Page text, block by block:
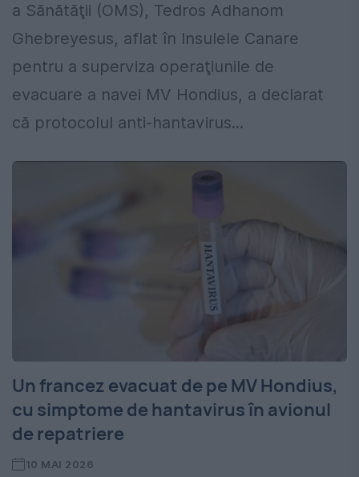
a Sănătăţii (OMS), Tedros Adhanom
Ghebreyesus, aflat în Insulele Canare
pentru a superviza operaţiunile de
evacuare a navei MV Hondius, a declarat
că protocolul anti-hantavirus...
Un francez evacuat de pe MV Hondius,
cu simptome de hantavirus în avionul
de repatriere
10 MAI 2026